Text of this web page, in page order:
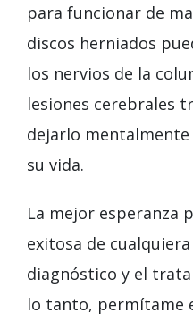
para funcionar de
discos herniados
los nervios de la
lesiones cerebrales
dejarlo
su vida.
La mejor esperanza
exitosa de
diagnóstico y el
lo tanto, permítame